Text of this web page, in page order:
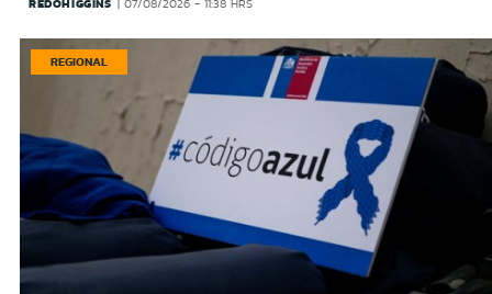
07/08/2026 - 11:38 HRS
REGIONAL